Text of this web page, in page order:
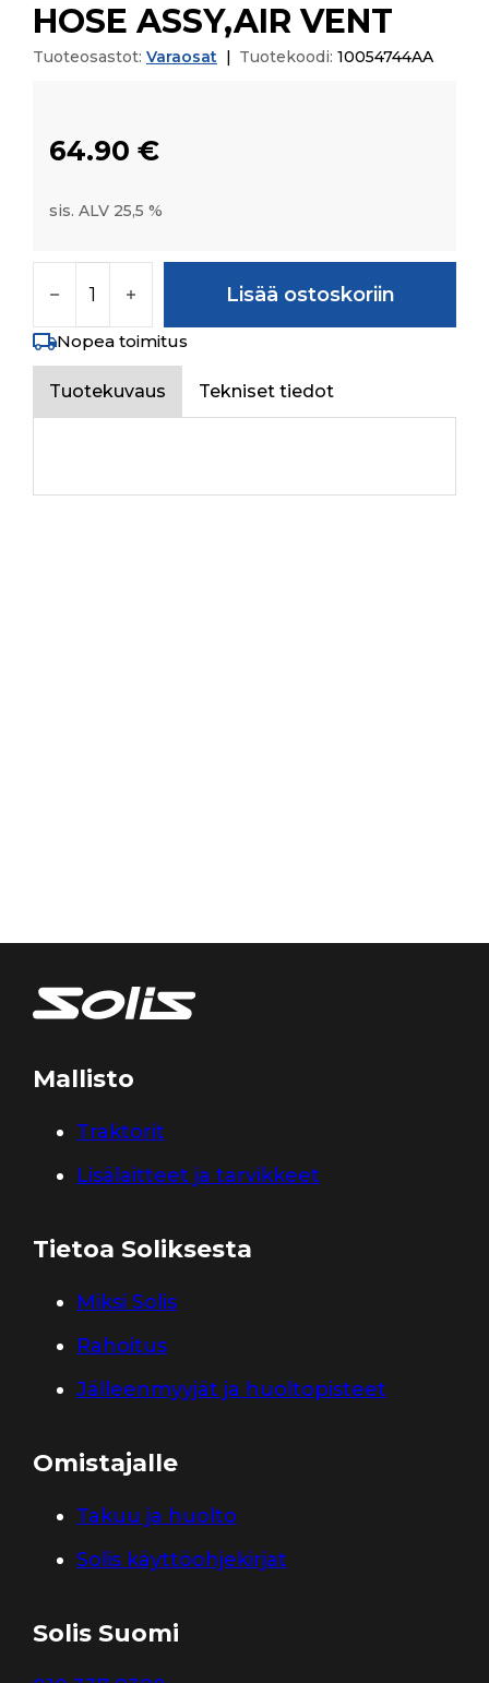
HOSE ASSY,AIR VENT
Tuoteosastot: Varaosat Tuotekoodi: 10054744AA
64.90 €
sis. ALV 25,5 %
Lisää ostoskoriin
Nopea toimitus
Tuotekuvaus Tekniset tiedot
Mallisto
Traktorit
Lisälaitteet ja tarvikkeet
Tietoa Soliksesta
Miksi Solis
Rahoitus
Jälleenmyyjät ja huoltopisteet
Omistajalle
Takuu ja huolto
Solis käyttöohjekirjat
Solis Suomi